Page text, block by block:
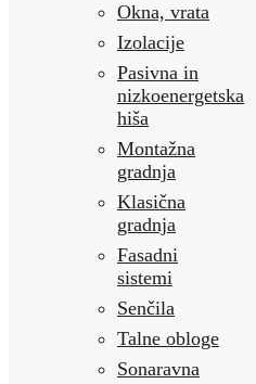
Okna, vrata
Izolacije
Pasivna in
nizkoenergetska
hiša
Montažna
gradnja
Klasična
gradnja
Fasadni
sistemi
Senčila
Talne obloge
Sonaravna